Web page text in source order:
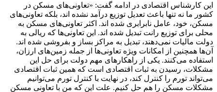
این کارشناس اقتصادی در ادامه گفت: «تعاونی‌های مسکن در
کشور ما نه تنها باعث تعدیل توزیع درآمد نشده اند، بلکه تعاونی‌های
مسکن، خود، عامل نابرابری شده اند. اکثر تعاونی‌های مسکن به
محلی برای توزیع رانت تبدیل شده اند. این تعاونی‌ها که ریالی به
دولت مالیات نمی‌دهند، تبدیل به مراکز بساز و بفروشی شده اند.
آن‌ها همچنین از امکانات ویژه تعاونی‌ها از جمله زمین‌های ارزان،
استفاده می‌کنند. یکی از راهکار‌های مهم دولت برای حل این
مشکلات، رسیدن به ثبات اقتصادی است که همین ثبات اقتصادی
می‌تواند تورم را کنترل کند، در نهایت با کنترل تورم می‌توانیم
مشکلات مسکن را هم حل کنیم. علت این که من با تعاونی مسکن